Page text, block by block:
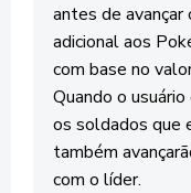
antes de avançar
adicional aos
com base no
Quando o
os soldados que
também
com o líder.